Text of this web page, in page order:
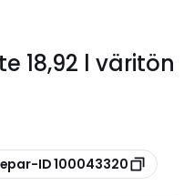
18,92 l väritön
ID 100043320